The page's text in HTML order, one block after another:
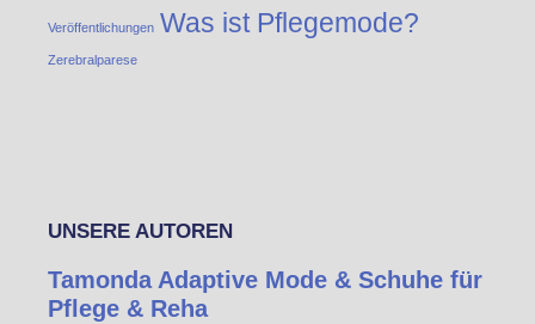
Veröffentlichungen Was ist Pflegemode?
Zerebralparese
UNSERE AUTOREN
Tamonda Adaptive Mode & Schuhe für
Pflege & Reha